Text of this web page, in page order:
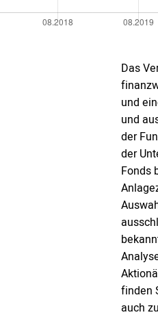
Das
und
und
der
der
Fonds
finden
auch